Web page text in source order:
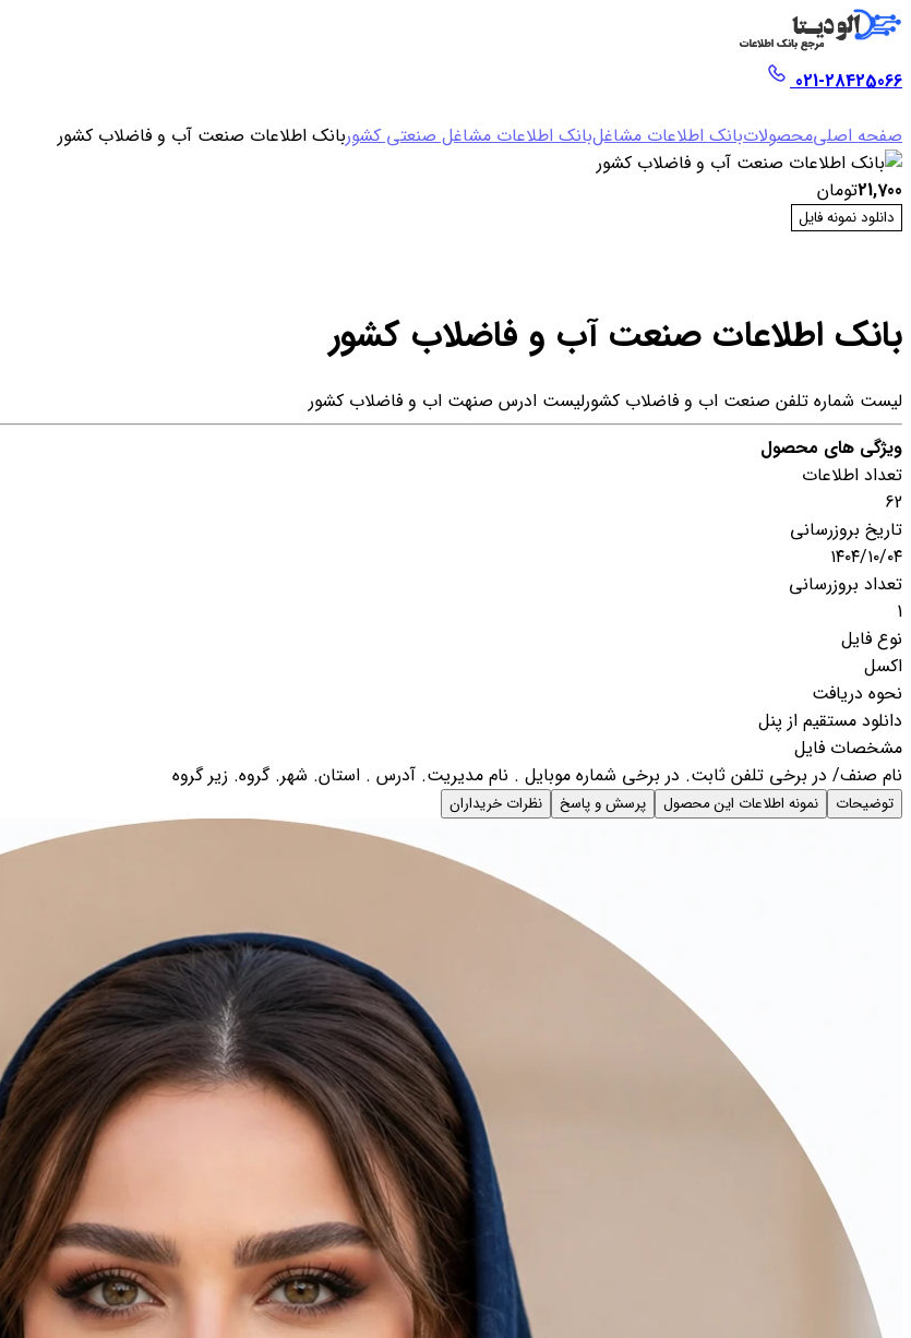
021-28425066
صفحه اصلیمحصولاتبانک اطلاعات مشاغلبانک اطلاعات مشاغل صنعتی کشوربانک اطلاعات صنعت آب و فاضلاب کشور
21,700تومان
دانلود نمونه فایل
بانک اطلاعات صنعت آب و فاضلاب کشور
لیست شماره تلفن صنعت اب و فاضلاب کشورلیست ادرس صنهت اب و فاضلاب کشور
ویژگی های محصول
تعداد اطلاعات
62
تاریخ بروزرسانی
۱۴۰۴/۱۰/۰۴
تعداد بروزرسانی
1
نوع فایل
اکسل
نحوه دریافت
دانلود مستقیم از پنل
مشخصات فایل
نام صنف/ در برخی تلفن ثابت. در برخی شماره موبایل . نام مدیریت. آدرس . استان. شهر. گروه. زیر گروه
توضیحات نمونه اطلاعات این محصول پرسش و پاسخ نظرات خریداران